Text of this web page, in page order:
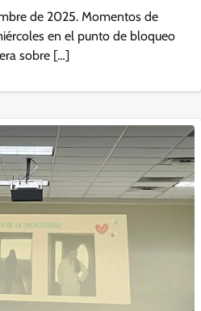
de 2025. Momentos de
en el punto de bloqueo
sobre […]